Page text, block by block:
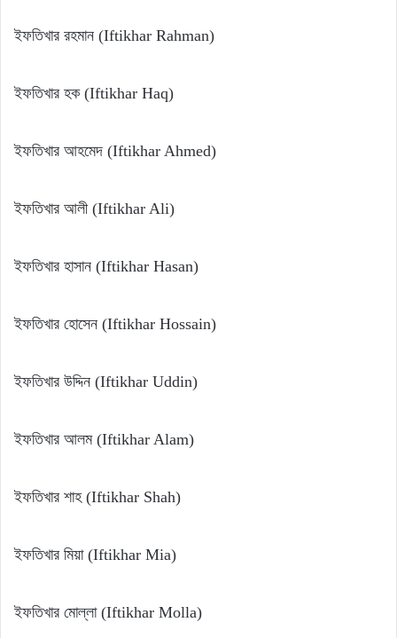
ইফতিখার রহমান (Iftikhar Rahman)
ইফতিখার হক (Iftikhar Haq)
ইফতিখার আহমেদ (Iftikhar Ahmed)
ইফতিখার আলী (Iftikhar Ali)
ইফতিখার হাসান (Iftikhar Hasan)
ইফতিখার হোসেন (Iftikhar Hossain)
ইফতিখার উদ্দিন (Iftikhar Uddin)
ইফতিখার আলম (Iftikhar Alam)
ইফতিখার শাহ (Iftikhar Shah)
ইফতিখার মিয়া (Iftikhar Mia)
ইফতিখার মোল্লা (Iftikhar Molla)